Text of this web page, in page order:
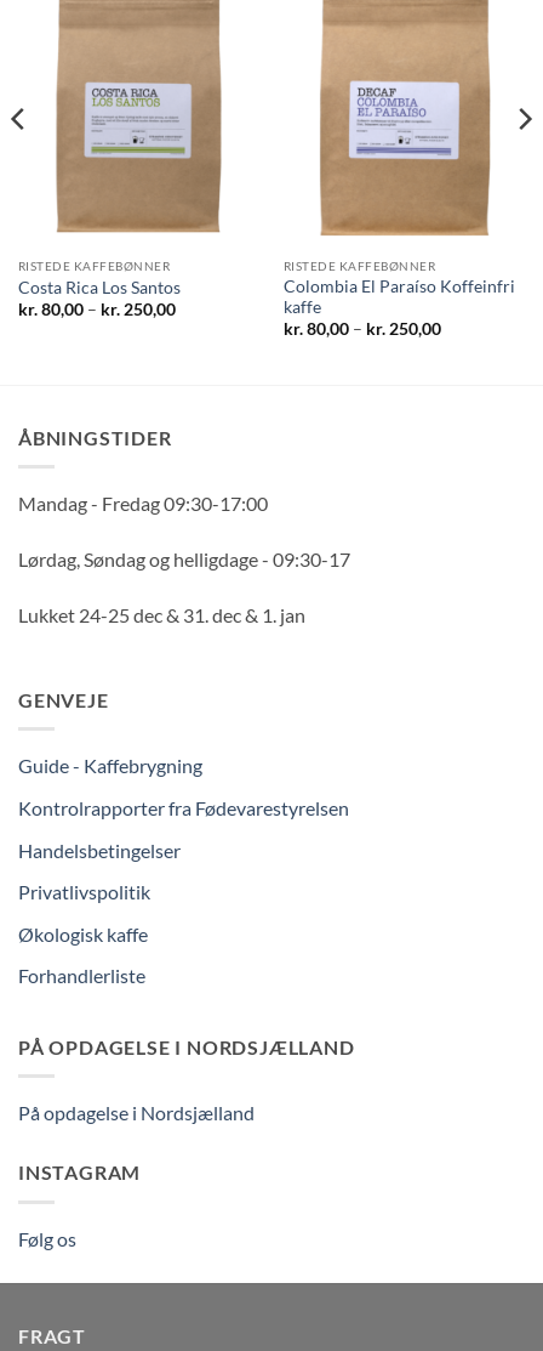
RISTEDE KAFFEBØNNER
Costa Rica Los Santos
kr.80,00 – kr.250,00Prisinterval:
RISTEDE KAFFEBØNNER
Colombia El Paraíso Koffeinfri
kaffe
kr.80,00 – kr.250,00Prisinterval:
ÅBNINGSTIDER
Mandag - Fredag 09:30-17:00
Lørdag, Søndag og helligdage - 09:30-17
Lukket 24-25 dec & 31. dec & 1. jan
GENVEJE
Guide - Kaffebrygning
Kontrolrapporter fra Fødevarestyrelsen
Handelsbetingelser
Privatlivspolitik
Økologisk kaffe
Forhandlerliste
PÅ OPDAGELSE I NORDSJÆLLAND
På opdagelse i Nordsjælland
INSTAGRAM
Følg os
FRAGT